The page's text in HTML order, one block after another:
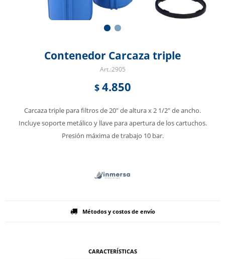
Contenedor Carcaza triple
2905
$ 4.850
Carcaza triple para filtros de 20" de altura x 2 1/2" de ancho.
Incluye soporte metálico y llave para apertura de los cartuchos.
Presión máxima de trabajo 10 bar.
Métodos y costos de envío
CARACTERÍSTICAS